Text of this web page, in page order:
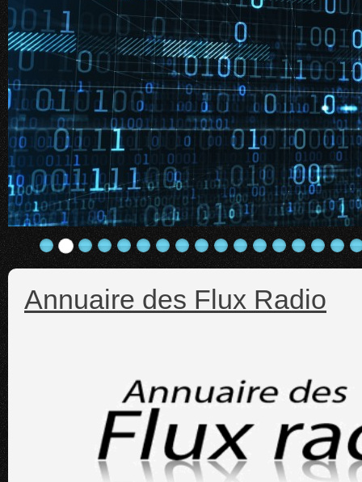
Annuaire des Flux Radio